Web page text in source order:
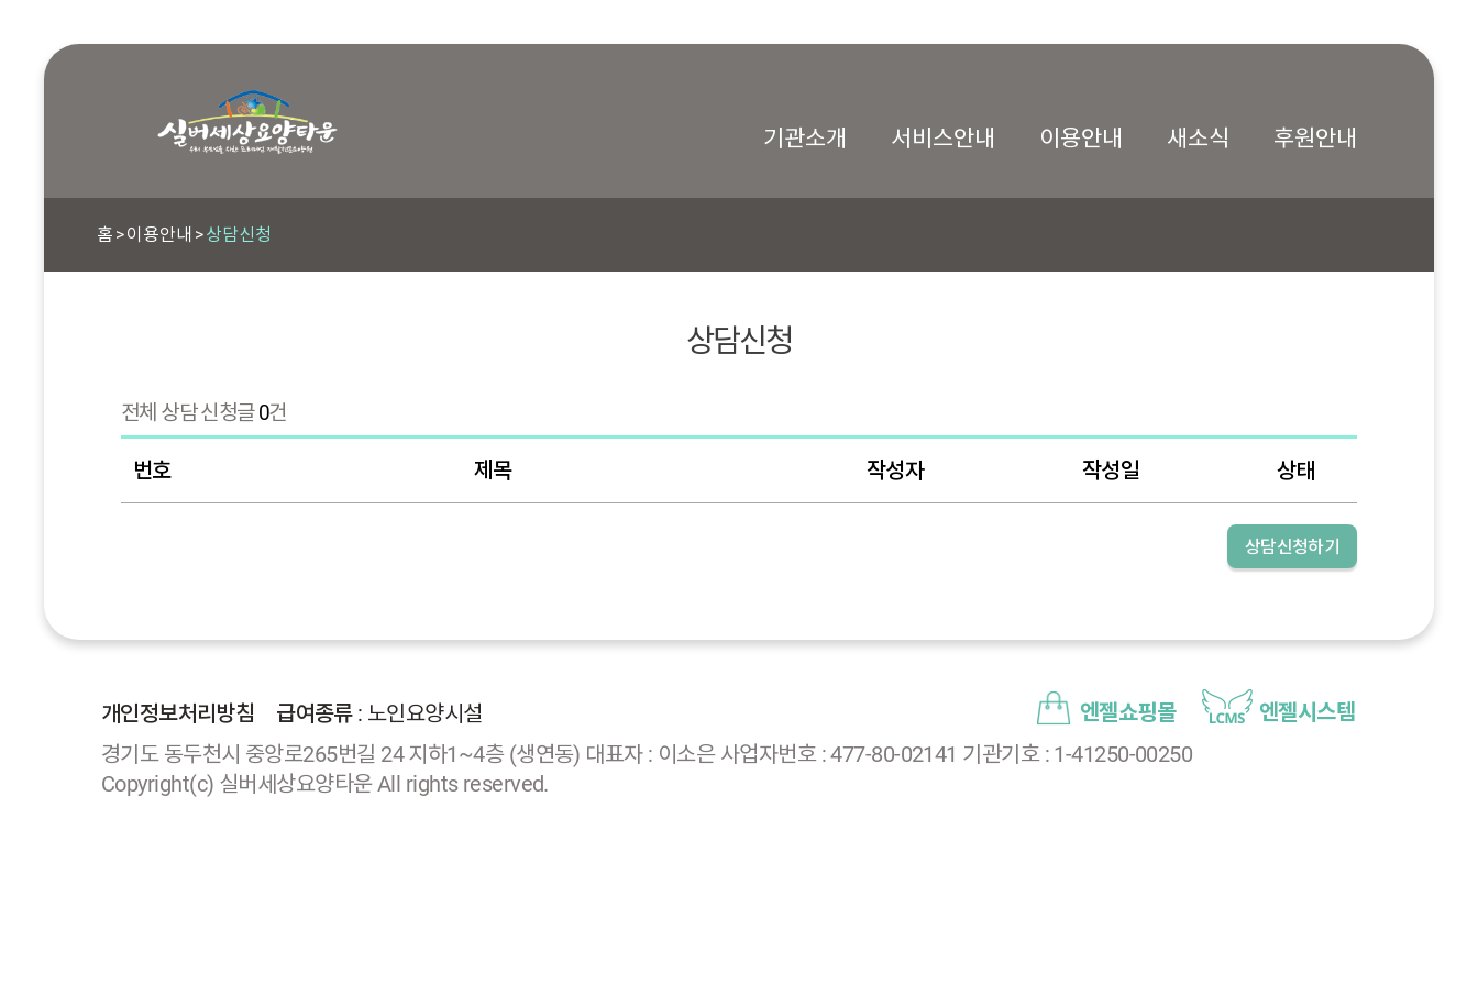
기관소개 서비스안내 이용안내 새소식 후원안내
홈 이용안내 상담신청
상담신청
전체 상담 신청글0건
번호 제목 작성자 작성일 상태
상담신청하기
엔젤쇼핑몰 엔젤시스템
개인정보처리방침 급여종류 : 노인요양시설
경기도 동두천시 중앙로265번길 24 지하1~4층 (생연동) 대표자 : 이소은 사업자번호 : 477-80-02141 기관기호 : 1-41250-00250
Copyright(c) 실버세상요양타운 All rights reserved.